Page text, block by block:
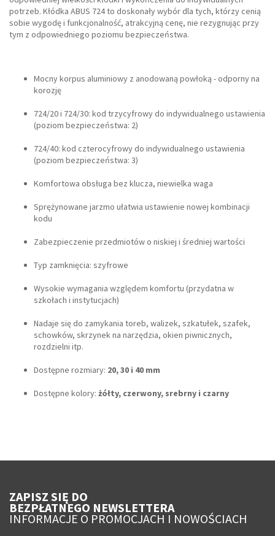
potrzeb. Kłódka ABUS 724 to doskonały wybór dla tych, którzy cenią
sobie wygodę i funkcjonalność, atrakcyjną cenę, nie rezygnując przy
tym z odpowiedniego poziomu bezpieczeństwa.
Mocny korpus aluminiowy z anodowaną powłoką - odporny na
korozję
724/20 i 724/30: kod trzycyfrowy do indywidualnego ustawienia
(poziom bezpieczeństwa: 2)
724/40: kod czterocyfrowy do indywidualnego ustawienia
(poziom bezpieczeństwa: 3)
Komfortowa obsługa bez klucza, niewielka waga
Sprężynowane jarzmo ułatwia ustawienie nowej kombinacji
kodu
Zabezpieczenie przedmiotów o niskiej i średniej wartości
Typ zamknięcia: szyfrowe
Wysokie wymagania względem komfortu (przydatna w
szkołach i instytucjach)
Nadaje się do zamykania toreb, walizek, szkatułek, szafek,
schowków, skrzynek na narzędzia, okien piwnicznych,
rozdzielni itp.
Dostępne rozmiary: 20, 30 i 40 mm
Dostępne kolory: żółty, czerwony, srebrny i czarny
ZAPISZ SIĘ DO
BEZPŁATNEGO NEWSLETTERA
INFORMACJE O PROMOCJACH I NOWOŚCIACH